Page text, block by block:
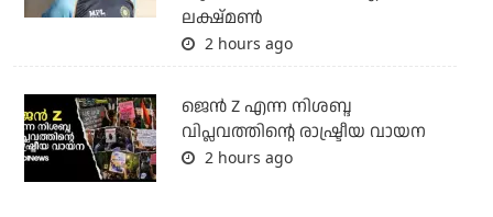
ലക്ഷ്മണ്‍
2 hours ago
ജെന്‍ Z എന്ന നിശബ്ദ
വിപ്ലവത്തിന്റെ രാഷ്ട്രീയ വായന
2 hours ago